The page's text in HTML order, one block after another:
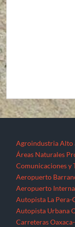
Agroindustria Alto
Áreas Naturales
Comunicaciones y
Aeropuerto
Aeropuerto
Autopista La Pera-
Autopista Urbana
Carreteras